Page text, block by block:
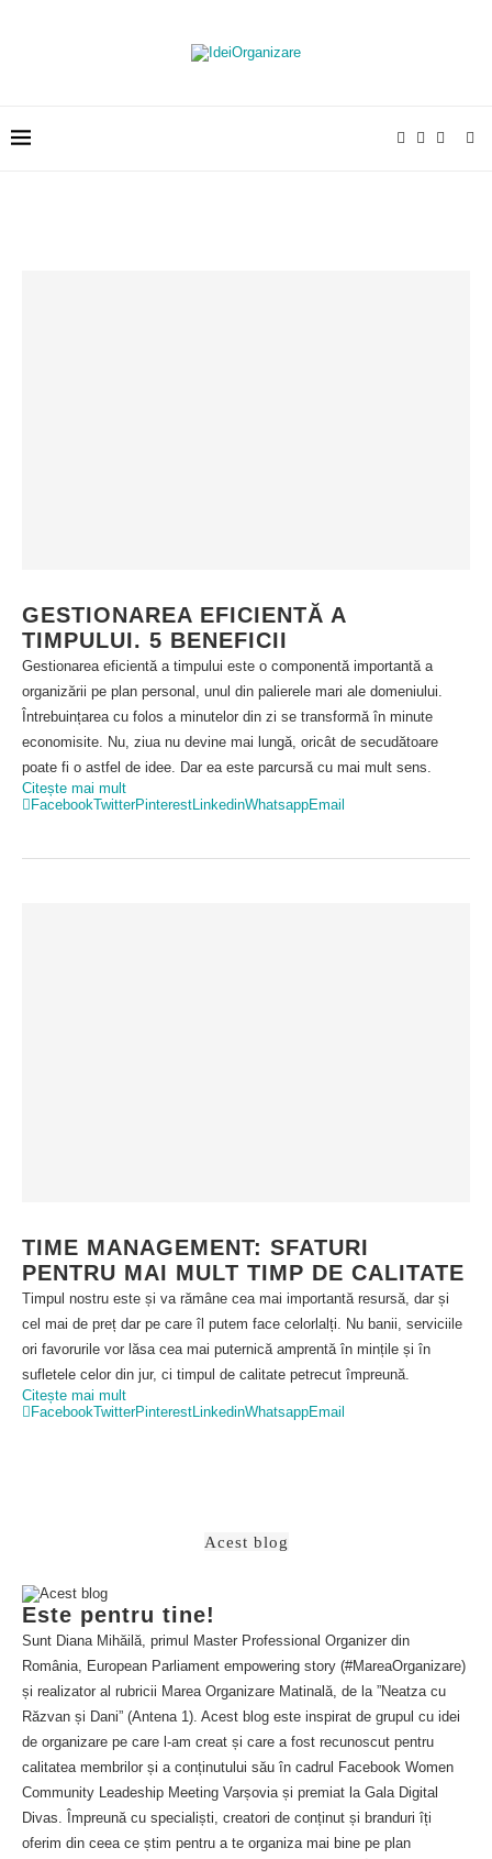
GESTIONAREA EFICIENTĂ A
TIMPULUI. 5 BENEFICII
Gestionarea eficientă a timpului este o componentă importantă a
organizării pe plan personal, unul din palierele mari ale domeniului.
Întrebuințarea cu folos a minutelor din zi se transformă în minute
economisite. Nu, ziua nu devine mai lungă, oricât de secudătoare
poate fi o astfel de idee. Dar ea este parcursă cu mai mult sens.
Citește mai mult
FacebookTwitterPinterestLinkedinWhatsappEmail
TIME MANAGEMENT: SFATURI
PENTRU MAI MULT TIMP DE CALITATE
Timpul nostru este și va rămâne cea mai importantă resursă, dar și
cel mai de preț dar pe care îl putem face celorlalți. Nu banii, serviciile
ori favorurile vor lăsa cea mai puternică amprentă în mințile și în
sufletele celor din jur, ci timpul de calitate petrecut împreună.
Citește mai mult
FacebookTwitterPinterestLinkedinWhatsappEmail
Acest blog
Este pentru tine!
Sunt Diana Mihăilă, primul Master Professional Organizer din
România, European Parliament empowering story (#MareaOrganizare)
și realizator al rubricii Marea Organizare Matinală, de la ”Neatza cu
Răzvan și Dani” (Antena 1). Acest blog este inspirat de grupul cu idei
de organizare pe care l-am creat și care a fost recunoscut pentru
calitatea membrilor și a conținutului său în cadrul Facebook Women
Community Leadeship Meeting Varșovia și premiat la Gala Digital
Divas. Împreună cu specialiști, creatori de conținut și branduri îți
oferim din ceea ce știm pentru a te organiza mai bine pe plan